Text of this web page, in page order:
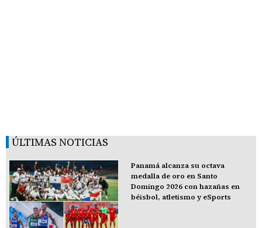
ÚLTIMAS NOTICIAS
Panamá alcanza su octava
medalla de oro en Santo
Domingo 2026 con hazañas en
béisbol, atletismo y eSports